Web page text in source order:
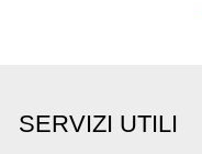
SERVIZI UTILI